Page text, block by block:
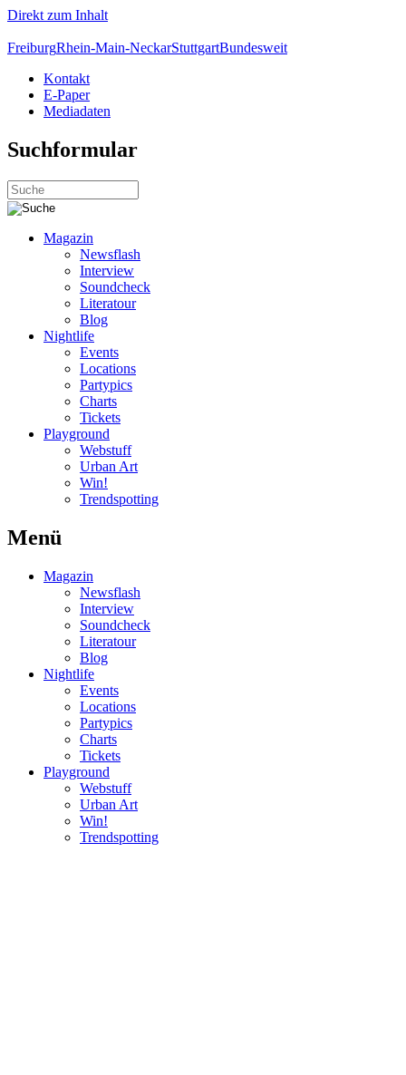
Direkt zum Inhalt
FreiburgRhein-Main-NeckarStuttgartBundesweit
Kontakt
E-Paper
Mediadaten
Suchformular
Magazin
Newsflash
Interview
Soundcheck
Literatour
Blog
Nightlife
Events
Locations
Partypics
Charts
Tickets
Playground
Webstuff
Urban Art
Win!
Trendspotting
Menü
Magazin
Newsflash
Interview
Soundcheck
Literatour
Blog
Nightlife
Events
Locations
Partypics
Charts
Tickets
Playground
Webstuff
Urban Art
Win!
Trendspotting